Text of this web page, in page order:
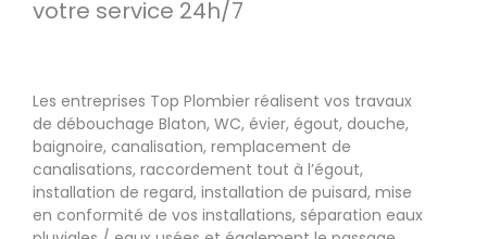
votre service 24h/7
Les entreprises Top Plombier réalisent vos travaux
de débouchage Blaton, WC, évier, égout, douche,
baignoire, canalisation, remplacement de
canalisations, raccordement tout à l’égout,
installation de regard, installation de puisard, mise
en conformité de vos installations, séparation eaux